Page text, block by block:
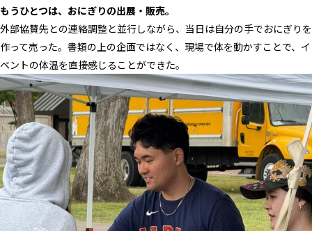
もうひとつは、おにぎりの出展・販売。
外部協賛先との連絡調整と並行しながら、当日は自分の手でおにぎりを
作って売った。書類の上の企画ではなく、現場で体を動かすことで、イ
ベントの体温を直接感じることができた。